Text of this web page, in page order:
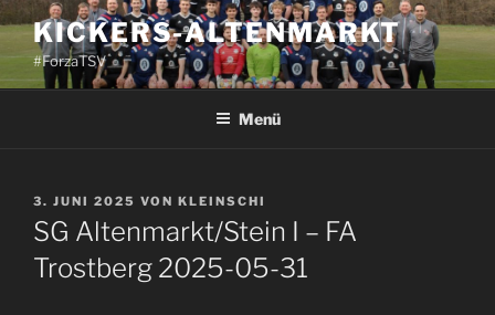
KICKERS-ALTENMARKT
#ForzaTSV
Menü
3. JUNI 2025 VON KLEINSCHI
SG Altenmarkt/Stein I – FA
Trostberg 2025-05-31